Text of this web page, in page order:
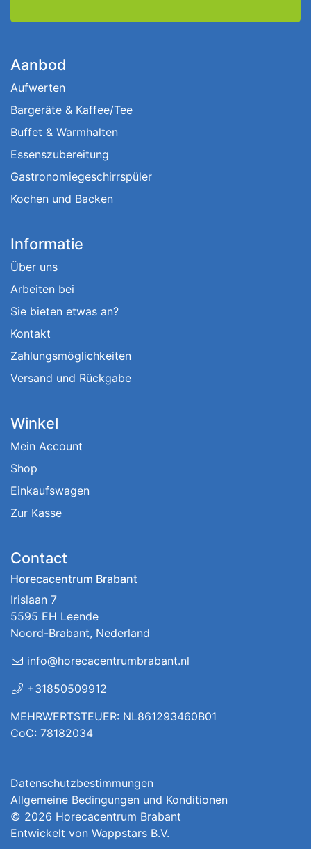
Aanbod
Aufwerten
Bargeräte & Kaffee/Tee
Buffet & Warmhalten
Essenszubereitung
Gastronomiegeschirrspüler
Kochen und Backen
Informatie
Über uns
Arbeiten bei
Sie bieten etwas an?
Kontakt
Zahlungsmöglichkeiten
Versand und Rückgabe
Winkel
Mein Account
Shop
Einkaufswagen
Zur Kasse
Contact
Horecacentrum Brabant
Irislaan 7
5595 EH Leende
Noord-Brabant, Nederland
info@horecacentrumbrabant.nl
+31850509912
MEHRWERTSTEUER: NL861293460B01
CoC: 78182034
Datenschutzbestimmungen
Allgemeine Bedingungen und Konditionen
© 2026 Horecacentrum Brabant
Entwickelt von Wappstars B.V.